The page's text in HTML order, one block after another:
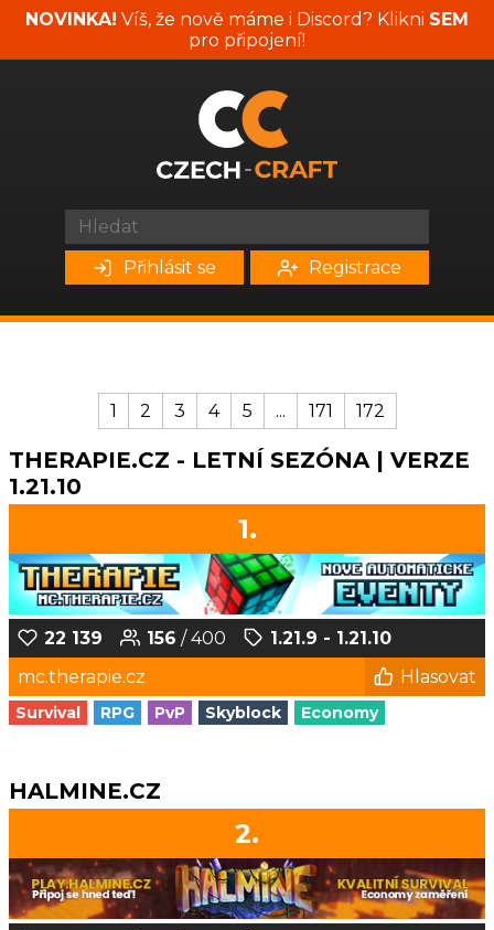
NOVINKA! Víš, že nově máme i Discord? Klikni SEM
pro připojení!
Přihlásit se Registrace
1 2 3 4 5 ... 171 172
THERAPIE.CZ - LETNÍ SEZÓNA | VERZE
1.21.10
1.
22 139 156 / 400
1.21.9 - 1.21.10
mc.therapie.cz
Hlasovat
Survival RPG PvP Skyblock Economy
HALMINE.CZ
2.